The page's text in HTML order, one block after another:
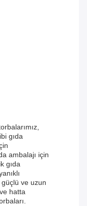
gıda
ambalajı için
gıda
güçlü ve uzun
hatta